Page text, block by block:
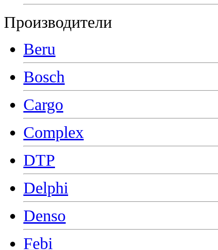
Производители
Beru
Bosch
Cargo
Complex
DTP
Delphi
Denso
Febi